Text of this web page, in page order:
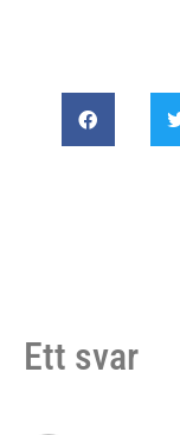
Ett svar